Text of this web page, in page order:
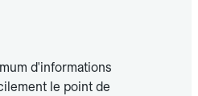
d'informations
le point de